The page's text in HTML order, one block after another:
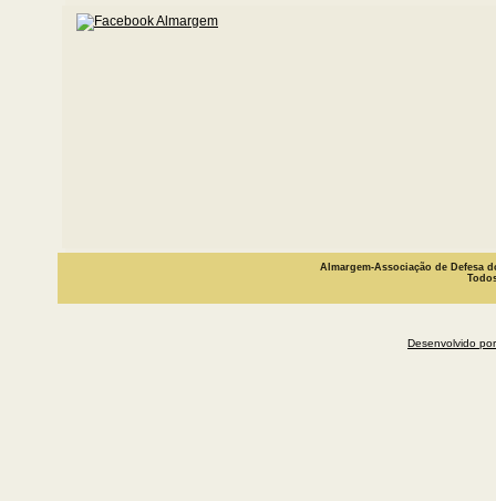
Almargem-Associação de Defesa
Desenvolvido